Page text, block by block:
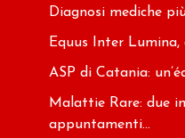
Diagnosi mediche
Equus Inter Lumina,
ASP di Catania:
Malattie Rare: due
appuntamenti...